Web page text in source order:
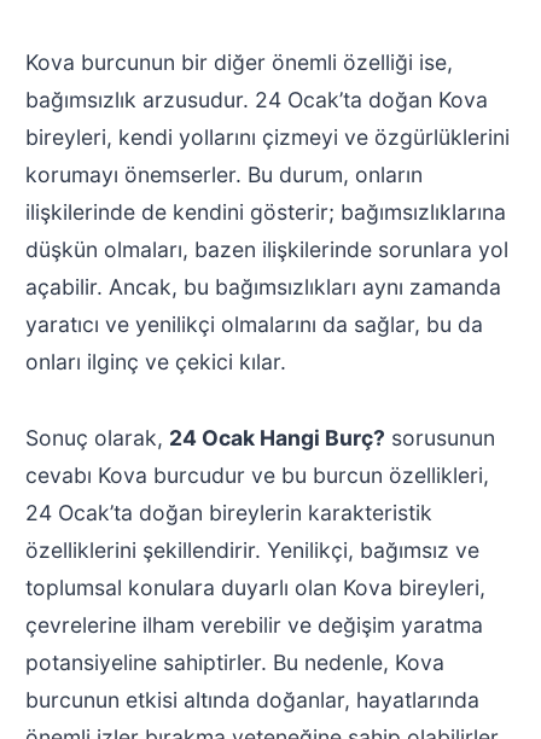
Kova burcunun bir diğer önemli özelliği ise,
bağımsızlık arzusudur. 24 Ocak’ta doğan Kova
bireyleri, kendi yollarını çizmeyi ve özgürlüklerini
korumayı önemserler. Bu durum, onların
ilişkilerinde de kendini gösterir; bağımsızlıklarına
düşkün olmaları, bazen ilişkilerinde sorunlara yol
açabilir. Ancak, bu bağımsızlıkları aynı zamanda
yaratıcı ve yenilikçi olmalarını da sağlar, bu da
onları ilginç ve çekici kılar.
Sonuç olarak, 24 Ocak Hangi Burç? sorusunun
cevabı Kova burcudur ve bu burcun özellikleri,
24 Ocak’ta doğan bireylerin karakteristik
özelliklerini şekillendirir. Yenilikçi, bağımsız ve
toplumsal konulara duyarlı olan Kova bireyleri,
çevrelerine ilham verebilir ve değişim yaratma
potansiyeline sahiptirler. Bu nedenle, Kova
burcunun etkisi altında doğanlar, hayatlarında